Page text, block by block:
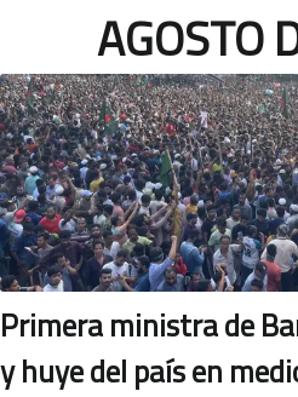
AGOSTO
Primera ministra de
y huye del país en